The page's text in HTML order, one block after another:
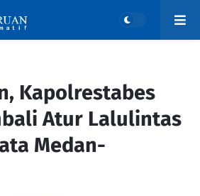
Kapolrestabes
Atur Lalulintas
Medan-